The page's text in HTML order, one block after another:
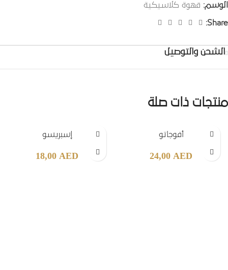
الوسم: قهوة كلاسيكية
Share:
الشحن والتوصيل
منتجات ذات صلة
أفوجاتو
24,00 AED
إسبريسو
18,00 AED